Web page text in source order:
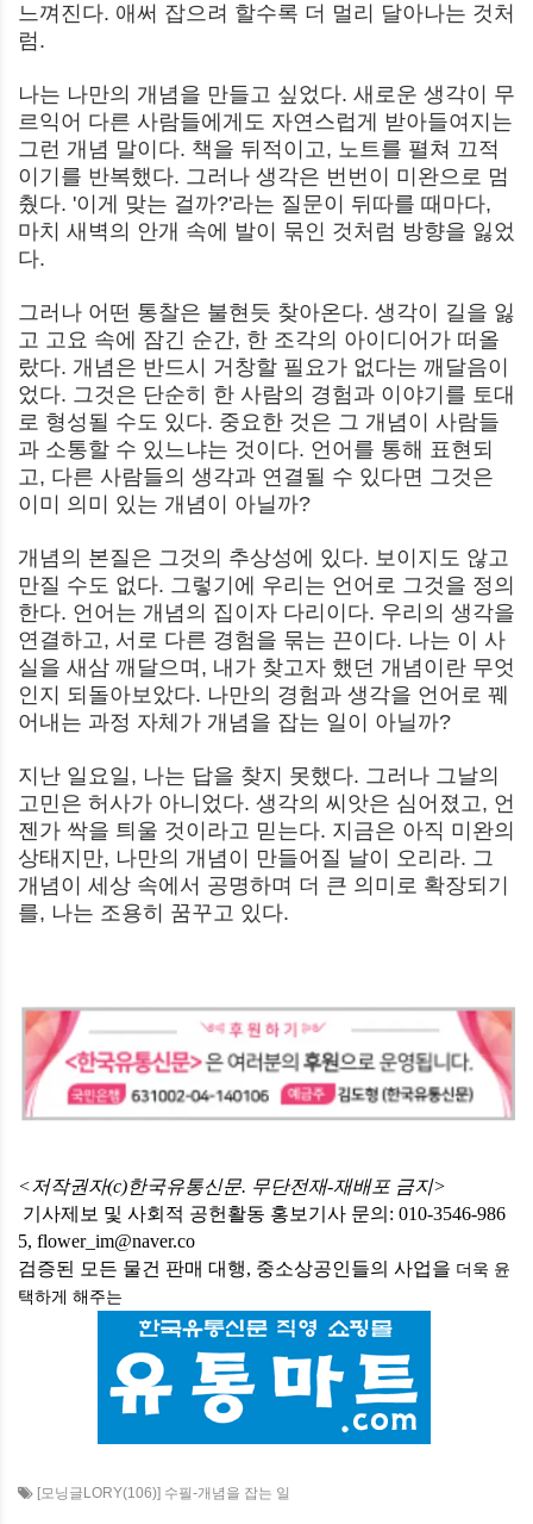
느껴진다. 애써 잡으려 할수록 더 멀리 달아나는 것처
럼.
나는 나만의 개념을 만들고 싶었다. 새로운 생각이 무
르익어 다른 사람들에게도 자연스럽게 받아들여지는
그런 개념 말이다. 책을 뒤적이고, 노트를 펼쳐 끄적
이기를 반복했다. 그러나 생각은 번번이 미완으로 멈
췄다. '이게 맞는 걸까?'라는 질문이 뒤따를 때마다,
마치 새벽의 안개 속에 발이 묶인 것처럼 방향을 잃었
다.
그러나 어떤 통찰은 불현듯 찾아온다. 생각이 길을 잃
고 고요 속에 잠긴 순간, 한 조각의 아이디어가 떠올
랐다. 개념은 반드시 거창할 필요가 없다는 깨달음이
었다. 그것은 단순히 한 사람의 경험과 이야기를 토대
로 형성될 수도 있다. 중요한 것은 그 개념이 사람들
과 소통할 수 있느냐는 것이다. 언어를 통해 표현되
고, 다른 사람들의 생각과 연결될 수 있다면 그것은
이미 의미 있는 개념이 아닐까?
개념의 본질은 그것의 추상성에 있다. 보이지도 않고
만질 수도 없다. 그렇기에 우리는 언어로 그것을 정의
한다. 언어는 개념의 집이자 다리이다. 우리의 생각을
연결하고, 서로 다른 경험을 묶는 끈이다. 나는 이 사
실을 새삼 깨달으며, 내가 찾고자 했던 개념이란 무엇
인지 되돌아보았다. 나만의 경험과 생각을 언어로 꿰
어내는 과정 자체가 개념을 잡는 일이 아닐까?
지난 일요일, 나는 답을 찾지 못했다. 그러나 그날의
고민은 허사가 아니었다. 생각의 씨앗은 심어졌고, 언
젠가 싹을 틔울 것이라고 믿는다. 지금은 아직 미완의
상태지만, 나만의 개념이 만들어질 날이 오리라. 그
개념이 세상 속에서 공명하며 더 큰 의미로 확장되기
를, 나는 조용히 꿈꾸고 있다.
<저작권자(c)한국유통신문. 무단전재-재배포 금지>
기사제보 및 사회적 공헌활동 홍보기사 문의: 010-3546-986
5, flower_im@naver.co
검증된 모든 물건 판매 대행, 중소상공인들의 사업을 더욱 윤
택하게 해주는
[모닝글LORY(106)] 수필-개념을 잡는 일